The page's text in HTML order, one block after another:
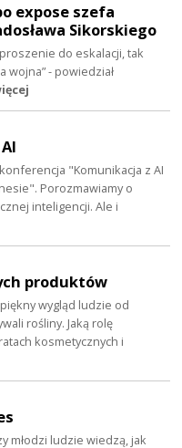
expose szefa
Sikorskiego
do eskalacji, tak
wojna” - powiedział
"Komunikacja z AI
Porozmawiamy o
inteligencji. Ale i
produktów
wygląd ludzie od
rośliny. Jaką rolę
kosmetycznych i
młodzi ludzie wiedzą, jak